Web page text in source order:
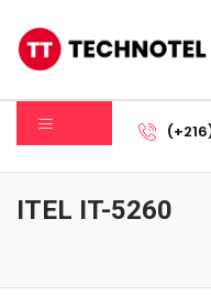
Votre
Sous-
ITEL IT-5260